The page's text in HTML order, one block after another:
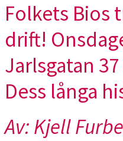
Folkets Bios
drift!
Jarlsgatan
Dess långa
Av: Kjell